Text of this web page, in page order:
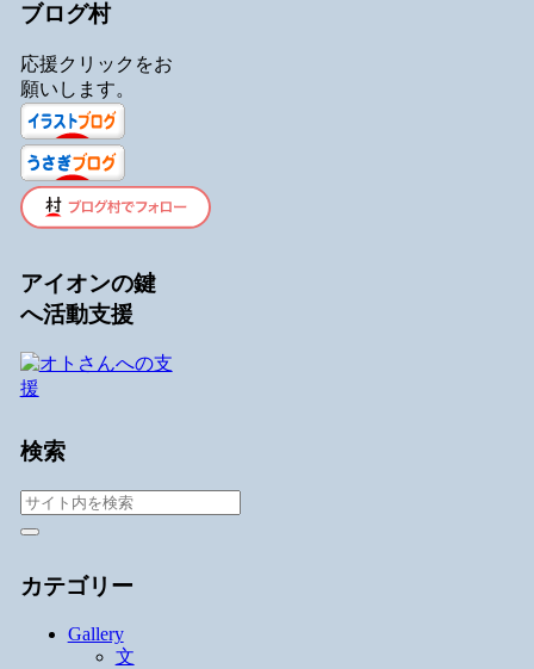
ブログ村
応援クリックをお
願いします。
アイオンの鍵
へ活動支援
検索
カテゴリー
Gallery
文